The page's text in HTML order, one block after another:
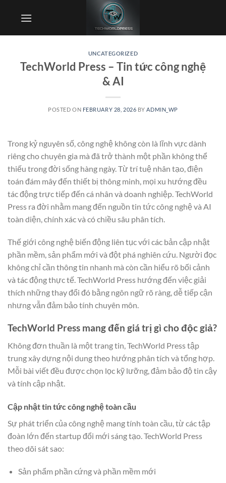
UNCATEGORIZED
TechWorld Press – Tin tức công nghệ
& AI
POSTED ON FEBRUARY 28, 2026 BY ADMIN_WP
Trong kỷ nguyên số, công nghệ không còn là lĩnh vực dành
riêng cho chuyên gia mà đã trở thành một phần không thể
thiếu trong đời sống hàng ngày. Từ trí tuệ nhân tạo, điện
toán đám mây đến thiết bị thông minh, mọi xu hướng đều
tác động trực tiếp đến cá nhân và doanh nghiệp. TechWorld
Press ra đời nhằm mang đến nguồn tin tức công nghệ và AI
toàn diện, chính xác và có chiều sâu phân tích.
Thế giới công nghệ biến động liên tục với các bản cập nhật
phần mềm, sản phẩm mới và đột phá nghiên cứu. Người đọc
không chỉ cần thông tin nhanh mà còn cần hiểu rõ bối cảnh
và tác động thực tế. TechWorld Press hướng đến việc giải
thích những thay đổi đó bằng ngôn ngữ rõ ràng, dễ tiếp cận
nhưng vẫn đảm bảo tính chuyên môn.
TechWorld Press mang đến giá trị gì cho độc giả?
Không đơn thuần là một trang tin, TechWorld Press tập
trung xây dựng nội dung theo hướng phân tích và tổng hợp.
Mỗi bài viết đều được chọn lọc kỹ lưỡng, đảm bảo độ tin cậy
và tính cập nhật.
Cập nhật tin tức công nghệ toàn cầu
Sự phát triển của công nghệ mang tính toàn cầu, từ các tập
đoàn lớn đến startup đổi mới sáng tạo. TechWorld Press
theo dõi sát sao:
Sản phẩm phần cứng và phần mềm mới